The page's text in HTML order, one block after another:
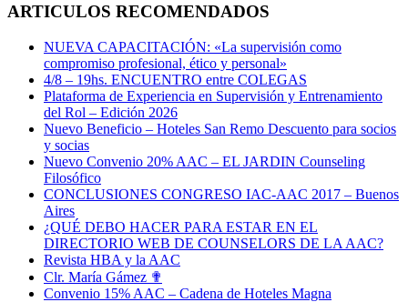
ARTICULOS RECOMENDADOS
NUEVA CAPACITACIÓN: «La supervisión como
compromiso profesional, ético y personal»
4/8 – 19hs. ENCUENTRO entre COLEGAS
Plataforma de Experiencia en Supervisión y Entrenamiento
del Rol – Edición 2026
Nuevo Beneficio – Hoteles San Remo Descuento para socios
y socias
Nuevo Convenio 20% AAC – EL JARDIN Counseling
Filosófico
CONCLUSIONES CONGRESO IAC-AAC 2017 – Buenos
Aires
¿QUÉ DEBO HACER PARA ESTAR EN EL
DIRECTORIO WEB DE COUNSELORS DE LA AAC?
Revista HBA y la AAC
Clr. María Gámez ✟
Convenio 15% AAC – Cadena de Hoteles Magna